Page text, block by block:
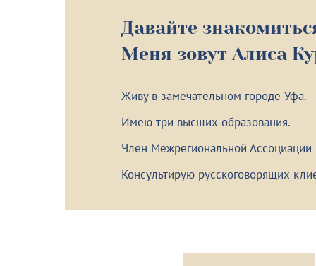
Давайте
Меня зовут Алиса
Живу в замечательном городе Уфа.
Имею три высших образования.
Член Межрегиональной
Консультирую русскоговорящих